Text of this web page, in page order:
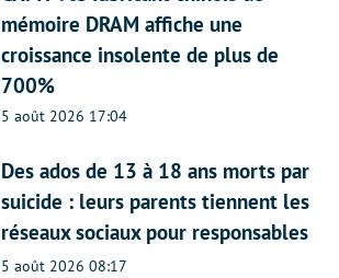
mémoire DRAM affiche une
croissance insolente de plus de
700%
5 août 2026 17:04
Des ados de 13 à 18 ans morts par
suicide : leurs parents tiennent les
réseaux sociaux pour responsables
5 août 2026 08:17